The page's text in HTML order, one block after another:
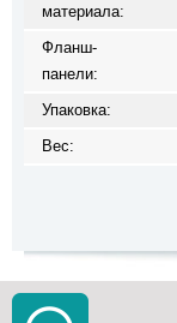
материала:
Фланш-
панели:
Упаковка:
Вес: